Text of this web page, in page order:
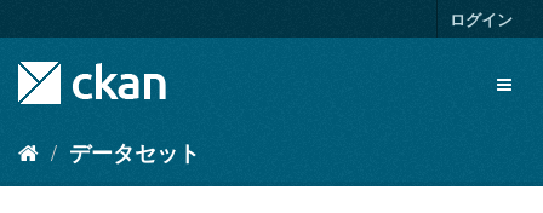
キ
容
ログイン
データセット